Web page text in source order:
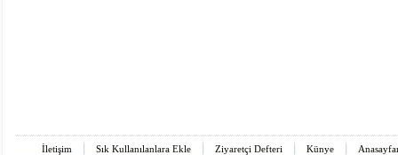
İletişim Sık Kullanılanlara Ekle Ziyaretçi Defteri Künye